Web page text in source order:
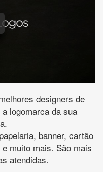
designers de
logomarca da sua
banner, cartão
muito mais. São mais
atendidas.